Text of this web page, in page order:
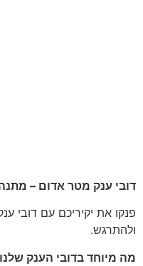
דובי ענק מטר אדום –
פנקו את יקיריכם עם דובי
ולהתרגש.
מה מיוחד בדובי הענק